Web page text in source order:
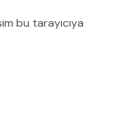
bu tarayıcıya